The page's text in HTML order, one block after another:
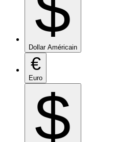
Dollar Américain
€
Euro
$